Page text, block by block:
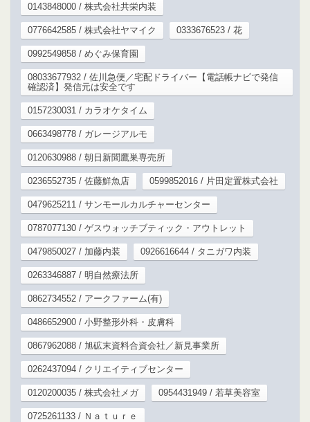
0143848000 / 株式会社共栄内装
0776642585 / 株式会社ヤマイク 0333676523 / 花
0992549858 / めぐみ保育園
08033677932 / 佐川急便／宅配ドライバー【電話帳ナビで発信
確認済】発信元は安全です
0157230031 / カラオケタイム
0663498778 / ガレージアルモ
0120630988 / 朝日新聞鷹巣専売所
0236552735 / 佐藤鮮魚店 0599852016 / 片田定置株式会社
0479625211 / サンモールカルチャーセンター
0787077130 / ゲスウォッチブティック・アウトレット
0479850027 / 加藤内装 0926616644 / タニガワ内装
0263346887 / 明自然療法所
0862734552 / アークファーム(有)
0486652900 / 小野整形外科・皮膚科
0867962088 / 旭砿末資料合資会社／新見事業所
0262437094 / クリエイティブセンター
0120200035 / 株式会社メガ 0954431949 / 若草美容室
0725261133 / Ｎａｔｕｒｅ